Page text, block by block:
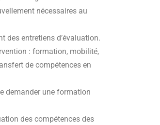
nécessaires au
des entretiens d’évaluation.
: formation, mobilité,
de compétences en
demander une formation
des compétences des